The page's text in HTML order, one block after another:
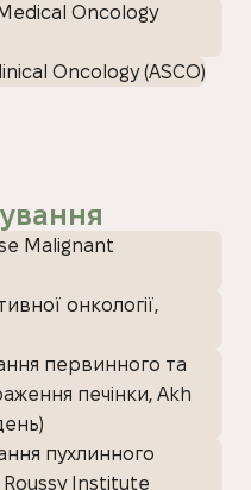
Oncology
Oncology (ASCO)
Malignant
онкології,
первинного та
печінки, Akh
пухлинного
Roussy Institute